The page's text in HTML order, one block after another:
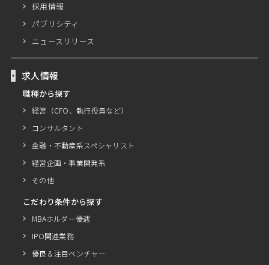
採用情報
パブリシティ
ニュースリリース
求人情報
職種から探す
経営（CFO、執行役員など）
コンサルタント
金融・不動産系スペシャリスト
経営企画・事業開発系
その他
こだわり条件から探す
MBAホルダー優遇
IPO関連業務
優良＆注目ベンチャー